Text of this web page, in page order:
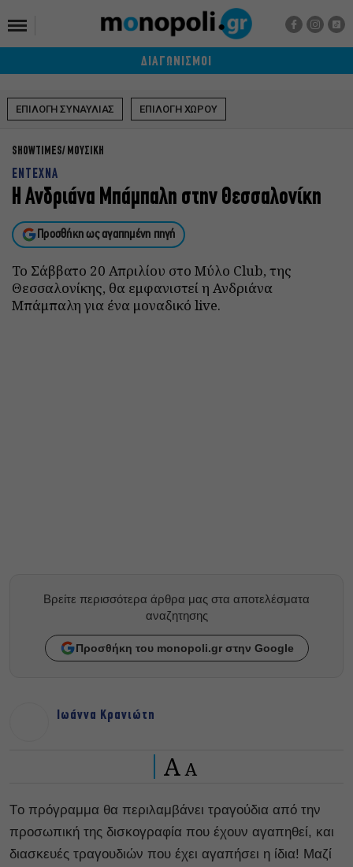
ΔΙΑΓΩΝΙΣΜΟΙ
ΕΠΙΛΟΓΗ ΣΥΝΑΥΛΙΑΣ ΕΠΙΛΟΓΗ ΧΩΡΟΥ
SHOWTIMES ΜΟΥΣΙΚΗ
ΕΝΤΕΧΝΑ
Η Ανδριάνα Μπάμπαλη στην Θεσσαλονίκη
Προσθήκη ως αγαπημένη πηγή
Το Σάββατο 20 Απριλίου στο Μύλο Club, της
Θεσσαλονίκης, θα εμφανιστεί η Ανδριάνα
Μπάμπαλη για ένα μοναδικό live.
Βρείτε περισσότερα άρθρα μας στα αποτελέσματα
αναζητησης
Προσθήκη του monopoli.gr στην Google
Ιωάννα Κρανιώτη
A A
Τo πρόγραμμα θα περιλαμβάνει τραγούδια από την
προσωπική της δισκογραφία που έχουν αγαπηθεί, και
διασκευές τραγουδιών που έχει αγαπήσει η ίδια! Μαζί